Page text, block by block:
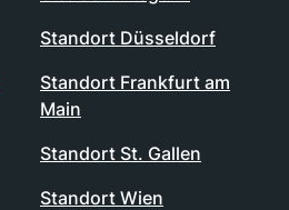
Standort Düsseldorf
Standort Frankfurt am
Main
Standort St. Gallen
Standort Wien